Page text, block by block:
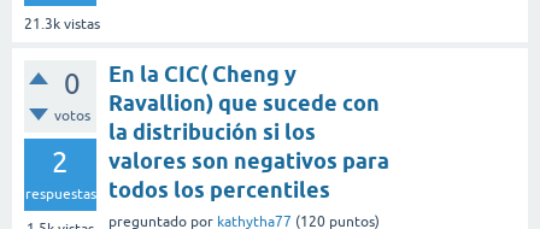
21.3k vistas
0
votos
2
respuestas
En la CIC( Cheng y
Ravallion) que sucede con
la distribución si los
valores son negativos para
todos los percentiles
preguntado por kathytha77 (120 puntos)